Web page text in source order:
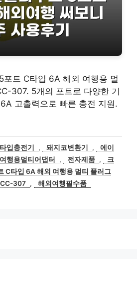
포트 C타입 6A 해외 여행용 멀
307. 5개의 포트로 다양한 기
고출력으로 빠른 충전 지원.
입충전기 , 돼지코변환기 ,
에이
여행용멀티어댑터 , 전자제품 ,
크
C타입 6A 해외 여행용 멀티 플러그
CC-307 , 해외여행필수품